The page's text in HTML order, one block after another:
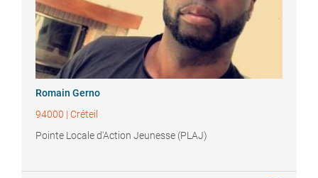
Romain Gerno
94000 | Créteil
Pointe Locale d'Action Jeunesse (PLAJ)